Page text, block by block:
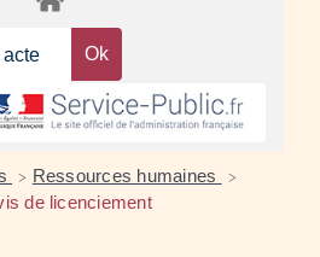
> Ressources humaines >
de licenciement